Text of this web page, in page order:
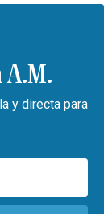
y directa para